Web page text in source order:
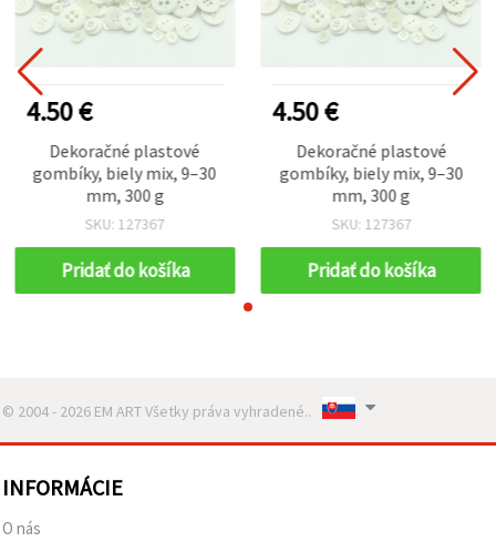
4.50 €
Dekoračné plastové
gombíky, biely mix, 9–30
mm, 300 g
SKU: 127367
Pridať do košíka
4.50 €
Dekoračné plastové
gombíky, biely mix, 9–30
mm, 300 g
SKU: 127367
Pridať do košíka
© 2004 - 2026 EM ART Všetky práva vyhradené..
INFORMÁCIE
O nás